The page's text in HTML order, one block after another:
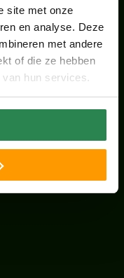
site met onze
en analyse. Deze
met andere
of die ze hebben
hun services.